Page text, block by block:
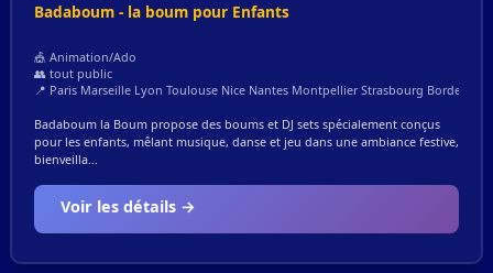
Badaboum - la boum pour Enfants
🎪 Animation/Ado
👥 tout public
📍 Paris Marseille Lyon Toulouse Nice Nantes Montpellier Strasbourg Bordeaux
Badaboum la Boum propose des boums et DJ sets spécialement conçus
pour les enfants, mêlant musique, danse et jeu dans une ambiance festive,
bienveilla...
Voir les détails →